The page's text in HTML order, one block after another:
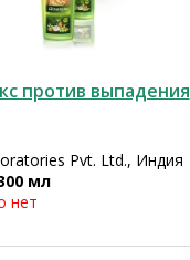
против выпадения
Pvt. Ltd., Индия
мл
нет